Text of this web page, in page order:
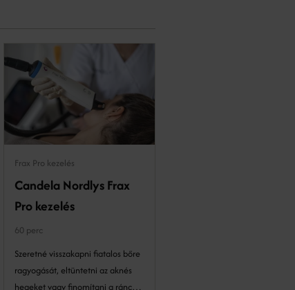
Frax Pro kezelés
Candela Nordlys Frax
Pro kezelés
60 perc
Szeretné visszakapni fiatalos bőre
ragyogását, eltüntetni az aknés
hegeket vagy finomítani a ráncait